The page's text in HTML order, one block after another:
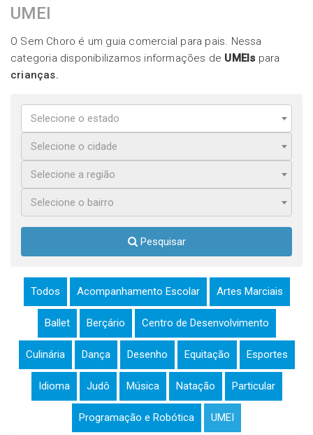
UMEI
O Sem Choro é um guia comercial para pais. Nessa
categoria disponibilizamos informações de UMEIs para
crianças.
Selecione o estado
Selecione o cidade
Selecione a região
Selecione o bairro
Pesquisar
Todos Acompanhamento Escolar Artes Marciais
Ballet Berçário Centro de Desenvolvimento
Culinária Dança Desenho Equitação Esportes
Idioma Judô Música Natação Particular
Programação e Robótica UMEI